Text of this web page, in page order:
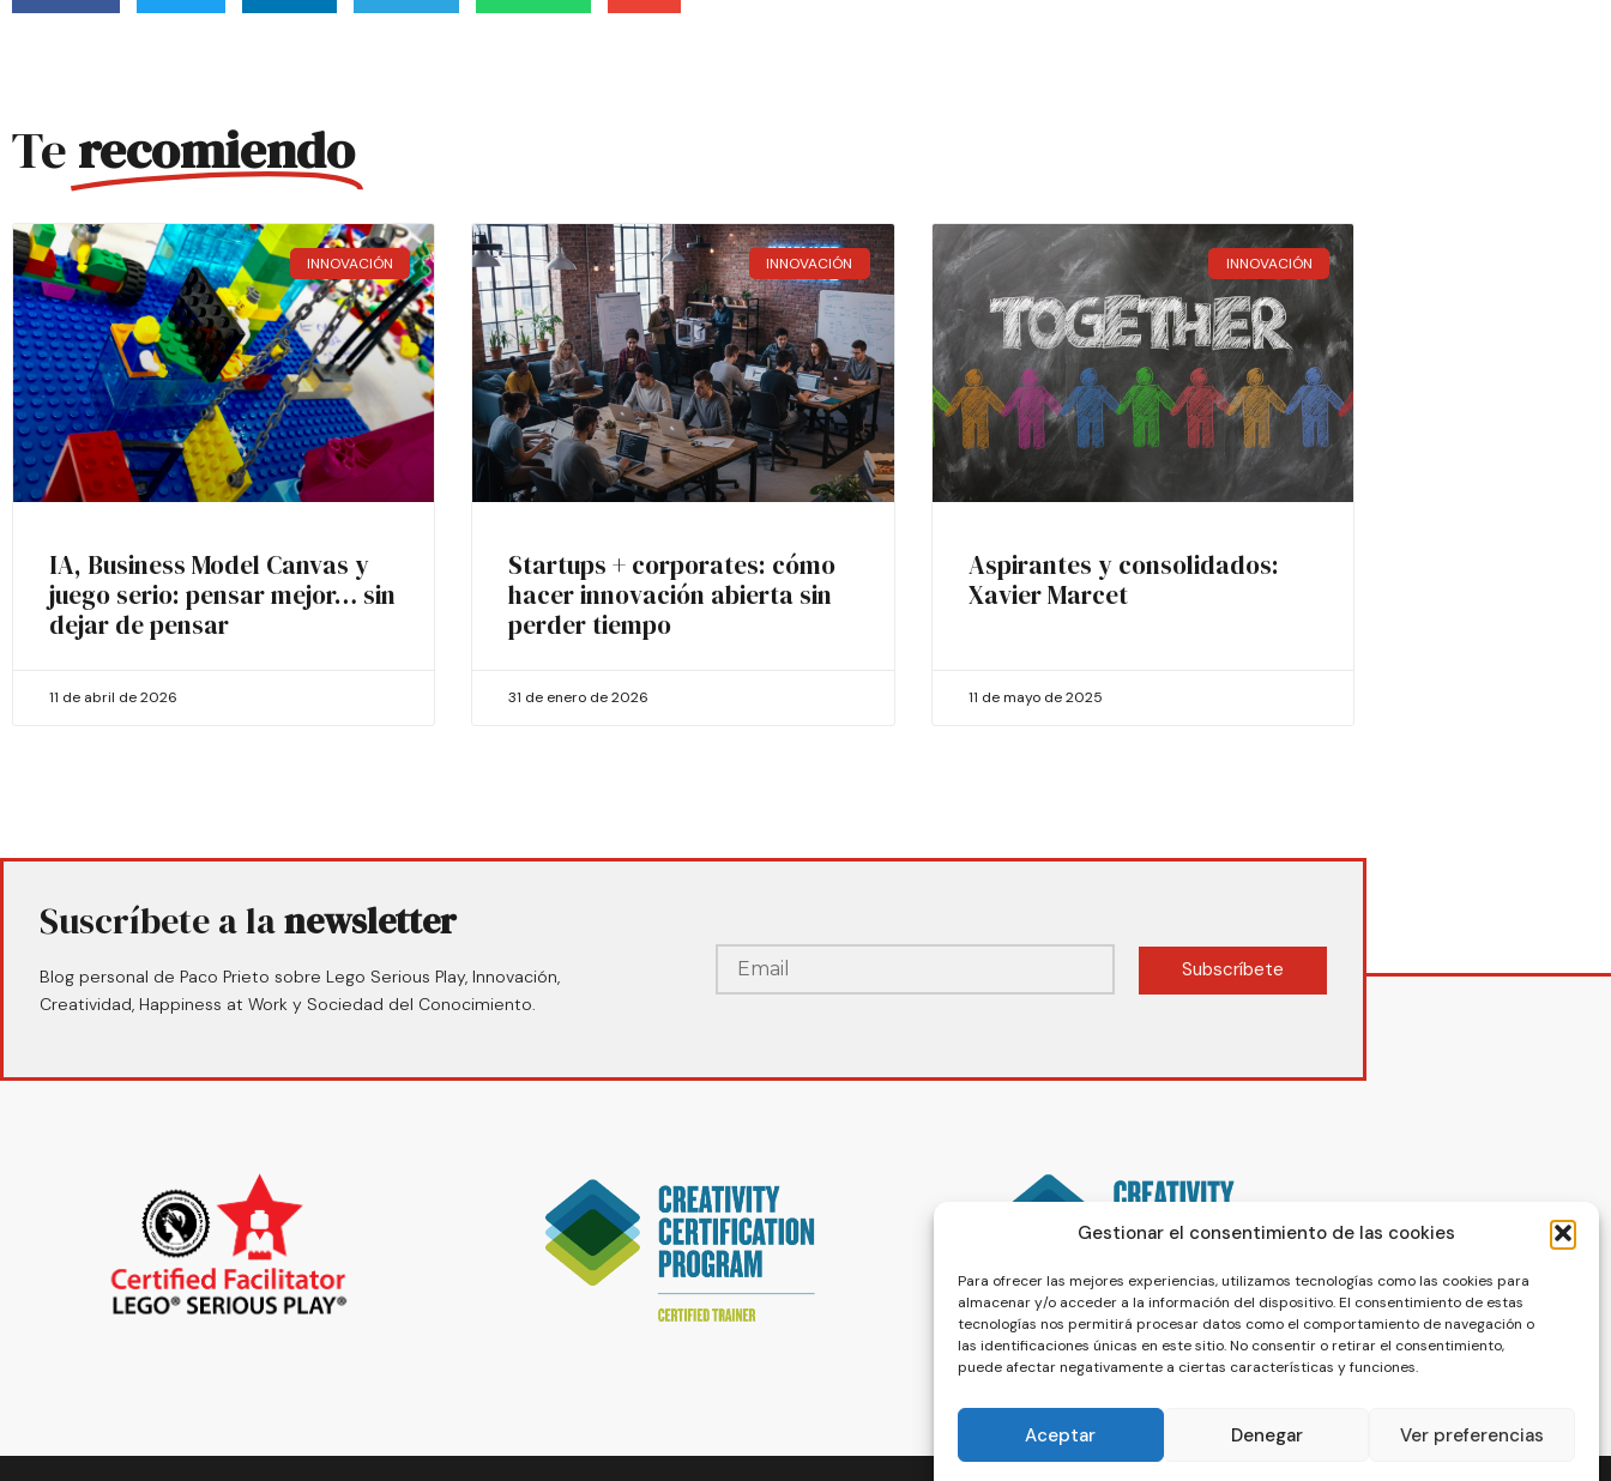
Gestionar el consentimiento de las cookies
Para ofrecer las mejores experiencias, utilizamos tecnologías como las cookies para
almacenar y/o acceder a la información del dispositivo. El consentimiento de estas
tecnologías nos permitirá procesar datos como el comportamiento de navegación o
las identificaciones únicas en este sitio. No consentir o retirar el consentimiento,
puede afectar negativamente a ciertas características y funciones.
Aceptar Denegar Ver preferencias
Terecomiendo
INNOVACIÓN
IA, Business Model Canvas y
juego serio: pensar mejor… sin
dejar de pensar
11 de abril de 2026
INNOVACIÓN
Startups + corporates: cómo
hacer innovación abierta sin
perder tiempo
31 de enero de 2026
INNOVACIÓN
Aspirantes y consolidados:
Xavier Marcet
11 de mayo de 2025
Suscríbete a lanewsletter
Blog personal de Paco Prieto sobre Lego Serious Play, Innovación,
Creatividad, Happiness at Work y Sociedad del Conocimiento.
Subscríbete